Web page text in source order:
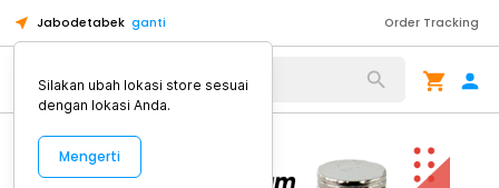
Jabodetabek ganti Order Tracking
Alat Kopi
Silakan ubah lokasi store sesuai
dengan lokasi Anda.
Mengerti